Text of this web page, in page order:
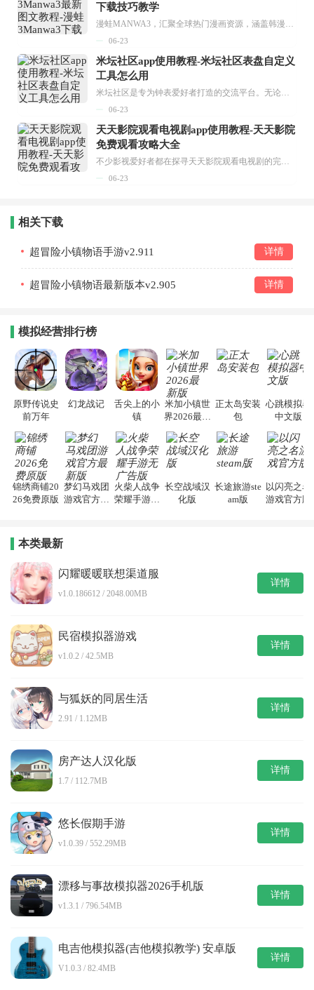
下载技巧教学
漫蛙MANWA3，汇聚全球热门漫画资源，涵盖韩漫、欧美漫画、国漫等多种类型，题材丰富多样，全方位满足用户阅读喜好。它不仅是阅读平台，更是创作平台，为广大用户打造零门槛创作环境。...
06-23
米坛社区app使用教程-米坛社区表盘自定义
工具怎么用
米坛社区是专为钟表爱好者打造的交流平台。无论你是初涉钟表领域的普通爱好者，还是拥有多年收藏经验的资深玩家，都能在此找到属于自己的天地。 无需注册，就能轻松参与其中。通过专业的讨论论坛与丰富的交互功能，你可与世界各地的钟表爱好者畅快交流。若你钟情于钟表，米坛社区无疑是值得一试的理想之选。在这里，你能获取最新的手表资讯，交流见解，提升鉴赏品味，让每一块手表都成为收藏故事中重要的一部分。感兴趣的朋友，不要错过下载机会。...
06-23
天天影院观看电视剧app使用教程-天天影院
免费观看攻略大全
不少影视爱好者都在探寻天天影院观看电视剧的完整方法，结合最新平台使用规则，本篇新手入门攻略全面讲解观看渠道、检索流程、播放设置以及画面模式调整等实用内容。全文适配手机、电脑等主流设备，步骤简洁易懂，无论是初次使用的新手，还是想要优化观影体验的用户，都能参照内容快速上手，熟练掌握平台各项操作技巧，轻松畅享影视内容。...
06-23
相关下载
超冒险小镇物语手游v2.911 详情
超冒险小镇物语最新版本v2.905 详情
模拟经营排行榜
原野传说史
前万年
幻龙战记
舌尖上的小
镇
米加小镇世
界2026最新
正太岛安装
包
心跳模拟器
中文版
锦绣商铺20
26免费原版
梦幻马戏团
游戏官方最
火柴人战争
荣耀手游无
长空战域汉
化版
长途旅游ste
am版
以闪亮之名
游戏官方版
本类最新
闪耀暖暖联想渠道服
v1.0.186612 / 2048.00MB
详情
民宿模拟器游戏
v1.0.2 / 42.5MB
详情
与狐妖的同居生活
2.91 / 1.12MB
详情
房产达人汉化版
1.7 / 112.7MB
详情
悠长假期手游
v1.0.39 / 552.29MB
详情
漂移与事故模拟器2026手机版
v1.3.1 / 796.54MB
详情
电吉他模拟器(吉他模拟教学) 安卓版
V1.0.3 / 82.4MB
详情